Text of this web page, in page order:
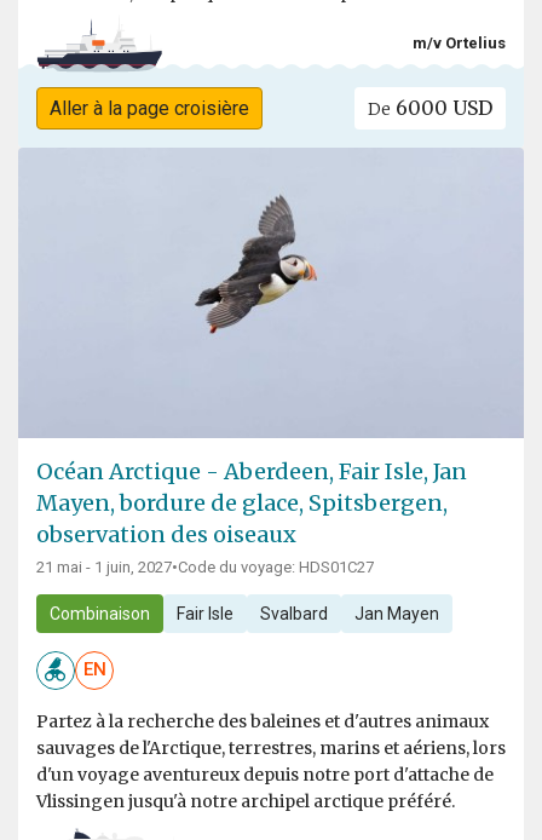
m/v Ortelius
Aller à la page croisière De 6000 USD
Océan Arctique - Aberdeen, Fair Isle, Jan
Mayen, bordure de glace, Spitsbergen,
observation des oiseaux
21 mai - 1 juin, 2027•Code du voyage: HDS01C27
Combinaison Fair Isle Svalbard Jan Mayen
EN
Partez à la recherche des baleines et d'autres animaux
sauvages de l'Arctique, terrestres, marins et aériens, lors
d'un voyage aventureux depuis notre port d'attache de
Vlissingen jusqu'à notre archipel arctique préféré.